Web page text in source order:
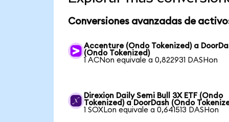
Conversiones avanzadas de
Accenture (Ondo Tokenized) a
(Ondo Tokenized)
1 ACNon equivale a 0,822931 DASHon
Direxion Daily Semi Bull 3X ETF (Ondo
Tokenized) a DoorDash (Ondo
1 SOXLon equivale a 0,641513 DASHon